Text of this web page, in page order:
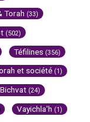
Torah (33)
(502)
Téfilines (356)
et société (1)
(24)
Vayichla'h (1)